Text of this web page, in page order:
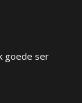
goede ser